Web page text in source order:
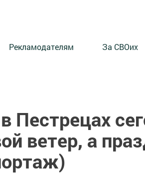
Рекламодателям За СВОих
Пестрецах
ветер, а